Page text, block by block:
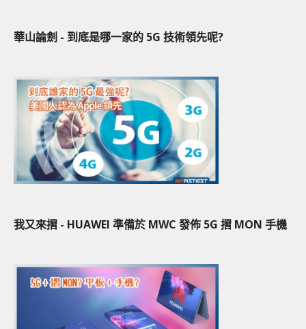
華山論劍 - 到底是哪一家的 5G 技術領先呢?
我又來摺 - HUAWEI 準備於 MWC 發佈 5G 摺 MON 手機